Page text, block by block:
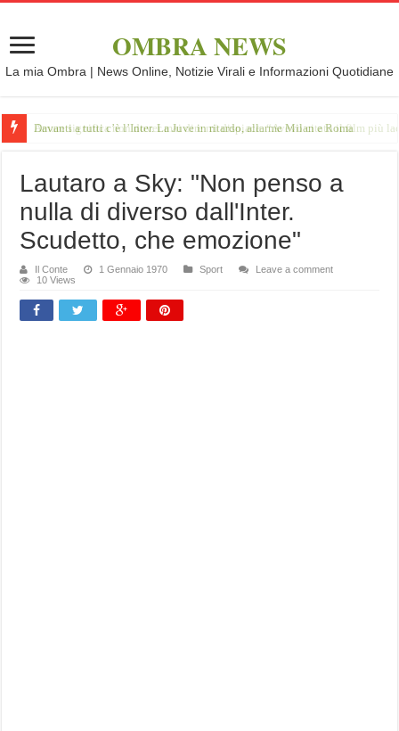
OMBRA NEWS
La mia Ombra | News Online, Notizie Virali e Informazioni Quotidiane
Davanti a tutti c’è l’Inter. La Juve in ritardo, allarme Milan e Roma
Lautaro a Sky: "Non penso a
nulla di diverso dall'Inter.
Scudetto, che emozione"
Il Conte 1 Gennaio 1970 Sport
Leave a comment
10 Views